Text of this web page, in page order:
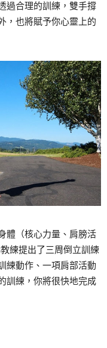
過合理的訓練，雙手撐
，也將賦予你心靈上的
體（核心力量、肩膀活
練提出了三周倒立訓練
練動作、一項肩部活動
訓練，你將很快地完成